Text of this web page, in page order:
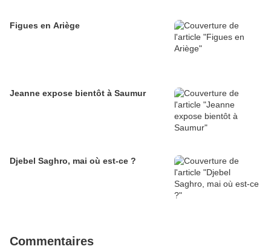
Figues en Ariège
Jeanne expose bientôt à Saumur
Djebel Saghro, mai où est-ce ?
Commentaires